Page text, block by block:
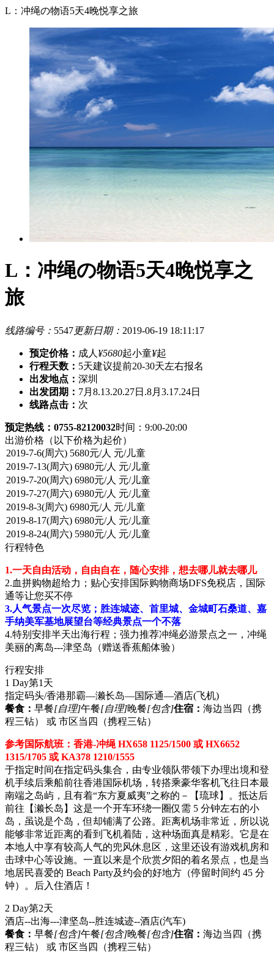
L：冲绳の物语5天4晚悦享之旅
L：冲绳の物语5天4晚悦享之
旅
线路编号： 5547更新日期： 2019-06-19 18:11:17
预定价格： 成人 ¥5680起小童¥起
行程天数： 5天建议提前20-30天左右报名
出发地点： 深圳
出发团期： 7月8.13.20.27日.8月3.17.24日
线路点击： 次
预定热线：0755-82120032时间：9:00-20:00
出游价格 （以下价格为起价）
行程特色
1.一天自由活动，自由自在，随心安排，想去哪儿就去哪儿
2.血拼购物超给力；贴心安排国际购物商场DFS免税店，国际
通等让您买不停
3.人气景点一次尽览；胜连城迹、首里城、金城町石桑道、嘉
手纳美军基地展望台等经典景点一个不落
4.特别安排半天出海行程；强力推荐冲绳必游景点之一，冲绳
美丽的离岛---津坚岛（赠送香蕉船体验）
行程安排
1 Day第1天
指定码头/香港那霸—濑长岛—国际通—酒店(飞机)
餐食： 早餐[自理]午餐[自理]晚餐[包含]住宿： 海边当四（携
程三钻） 或 市区当四（携程三钻）
参考国际航班：香港-冲绳 HX658 1125/1500 或 HX6652
1315/1705 或 KA378 1210/1555
于指定时间在指定码头集合，由专业领队带领下办理出境和登
机手续后乘船前往香港国际机场，转搭乘豪华客机飞往日本最
南端之岛屿，且有着“东方夏威夷”之称的－【琉球】。抵达后
前往【濑长岛】这是一个开车环绕一圈仅需 5 分钟左右的小
岛，虽说是个岛，但却铺满了公路。距离机场非常近，所以说
能够非常近距离的看到飞机着陆，这种场面真是精彩。它是在
本地人中享有较高人气的兜风休息区，这里还设有游戏机房和
击球中心等设施。一直以来是个欣赏夕阳的着名景点，也是当
地居民喜爱的 Beach Party及约会的好地方（停留时间约 45 分
钟）。后入住酒店！
2 Day第2天
酒店--出海---津坚岛--胜连城迹--酒店(汽车)
餐食： 早餐[包含]午餐[包含]晚餐[包含]住宿： 海边当四（携
程三钻） 或 市区当四（携程三钻）